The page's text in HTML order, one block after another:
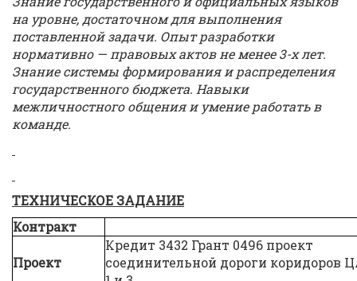
на уровне, достаточном для выполнения
поставленной задачи. Опыт разработки
нормативно — правовых актов не менее 3-х лет.
Знание системы формирования и распределения
государственного бюджета. Навыки
межличностного общения и умение работать в
команде.
ТЕХНИЧЕСКОЕ ЗАДАНИЕ
Контракт
Проект
Кредит 3432 Грант 0496 проект
соединительной дороги коридоров